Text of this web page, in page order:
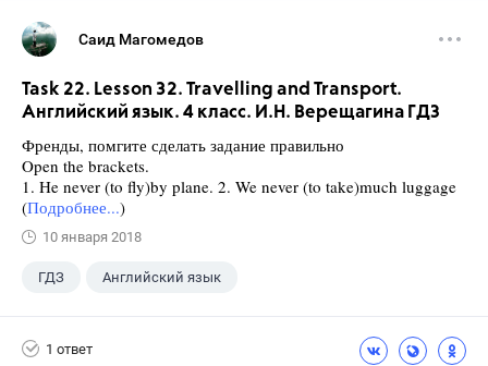
Саид Магомедов
Task 22. Lesson 32. Travelling and Transport.
Английский язык. 4 класс. И.Н. Верещагина ГДЗ
Френды, помгите сделать задание правильно
Open the brackets.
1. He never (to fly)by plane. 2. We never (to take)much luggage
(Подробнее...)
10 января 2018
ГДЗ Английский язык
1 ответ